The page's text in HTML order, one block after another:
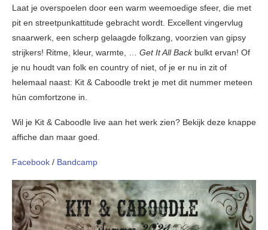
Laat je overspoelen door een warm weemoedige sfeer, die met
pit en streetpunkattitude gebracht wordt. Excellent vingervlug
snaarwerk, een scherp gelaagde folkzang, voorzien van gipsy
strijkers! Ritme, kleur, warmte, … Get It All Back bulkt ervan! Of
je nu houdt van folk en country of niet, of je er nu in zit of
helemaal naast: Kit & Caboodle trekt je met dit nummer meteen
hùn comfortzone in.
Wil je Kit & Caboodle live aan het werk zien? Bekijk deze knappe
affiche dan maar goed.
Facebook / Bandcamp